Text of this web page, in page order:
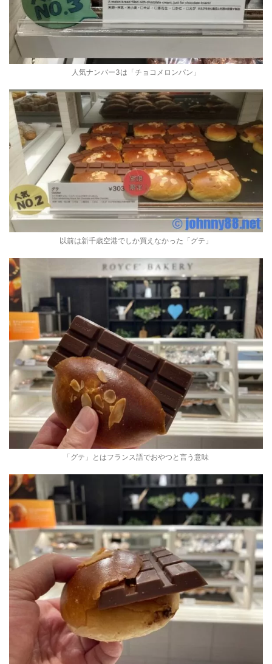
人気ナンバー3は「チョコメロンパン」
以前は新千歳空港でしか買えなかった「グテ」
「グテ」とはフランス語でおやつと言う意味